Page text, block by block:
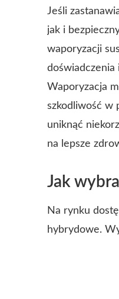
Jeśli
jak i
waporyzacji
doświadczenia
Waporyzacja
szkodliwość w
uniknąć
na lepsze
Jak
Na rynku
hybrydowe.